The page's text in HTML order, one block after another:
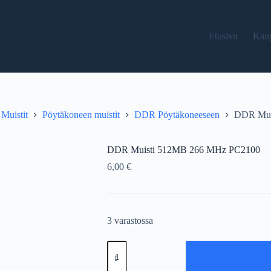
Etusivu
Muistit Pöytäkoneen muistit DDR Pöytäkoneeseen DDR
DDR Muisti 512MB 266 MHz PC2100
6,00 €
3 varastossa
DDR
Muisti